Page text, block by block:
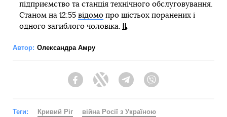
підприємство та станція технічного обслуговування.
Станом на 12:55 відомопро шістьох поранених і
одного загиблого чоловіка.
Автор: Олександра Амру
FacebookTwitter Telegram
Теги: Кривий Ріг війна Росії з Україною